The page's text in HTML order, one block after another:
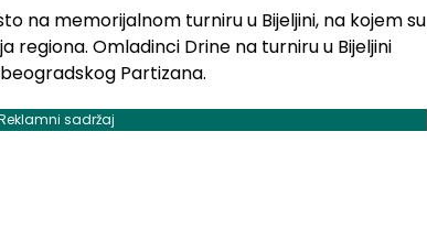
na memorijalnom turniru u Bijeljini, na kojem su
regiona. Omladinci Drine na turniru u Bijeljini
Partizana.
sadržaj